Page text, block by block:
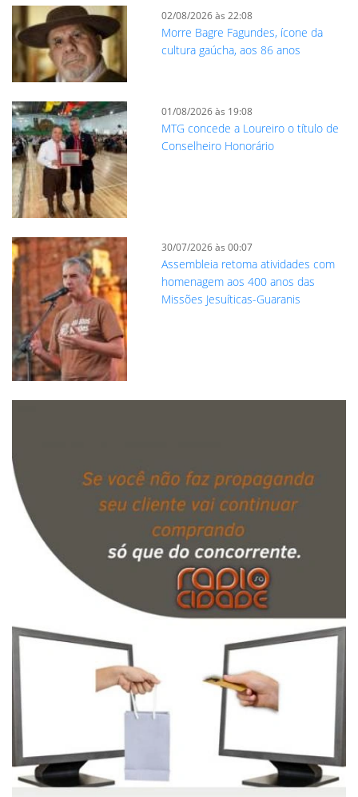
02/08/2026 às 22:08
Morre Bagre Fagundes, ícone da
cultura gaúcha, aos 86 anos
01/08/2026 às 19:08
MTG concede a Loureiro o título de
Conselheiro Honorário
30/07/2026 às 00:07
Assembleia retoma atividades com
homenagem aos 400 anos das
Missões Jesuíticas-Guaranis